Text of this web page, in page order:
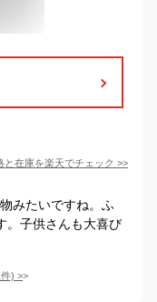
と在庫を楽天でチェック >>
みたいですね。ふ
。子供さんも大喜び
件) >